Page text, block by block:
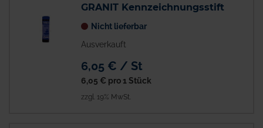
GRANIT Kennzeichnungsstift
Nicht lieferbar
Ausverkauft
6,05 € / St
6,05 € pro 1 Stück
zzgl. 19% MwSt.